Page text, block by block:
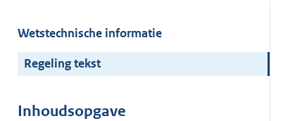
Wetstechnische informatie
Regeling tekst
Inhoudsopgave